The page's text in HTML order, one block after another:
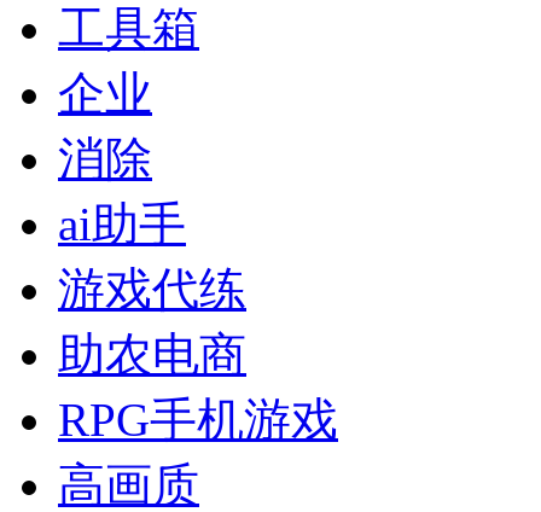
工具箱
企业
消除
ai助手
游戏代练
助农电商
RPG手机游戏
高画质